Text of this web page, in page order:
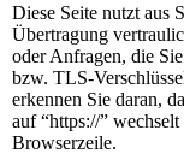
Diese Seite nutzt aus
Übertragung
oder Anfragen, die
bzw. TLS-
erkennen Sie daran,
auf “https://”
Browserzeile.